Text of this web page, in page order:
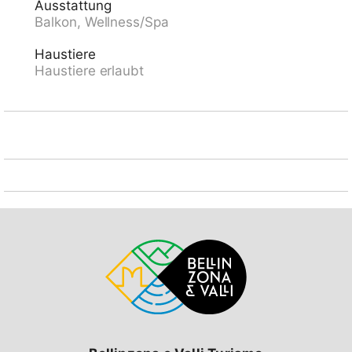
CFF Muralto" 450 m, Freibad 1.9 km, Hallenbad 1.9
km, Thermalbad "Termali & Salini SPA" 1.9 km.
gelegene Sehenswürdigkeiten: Madonana del Sasso,
Orselina, Locarno-Ascona, Ronco sopra Ascona,
Lago di Lugano, Lago di Como. Wandergebiete: Valle
Monte Lema, Splash and SPA, Monte Generoso. Der
Besitzer akzeptiert keine Gruppen. Der Besitzer
Ausstattung
Balkon, Wellness/Spa
Haustiere
Haustiere erlaubt